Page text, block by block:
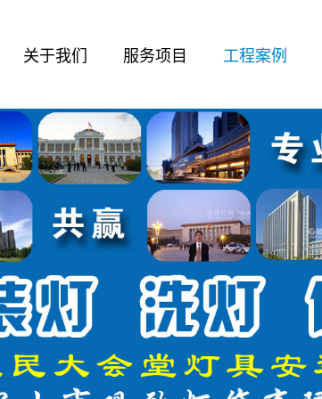
关于我们 服务项目 工程案例